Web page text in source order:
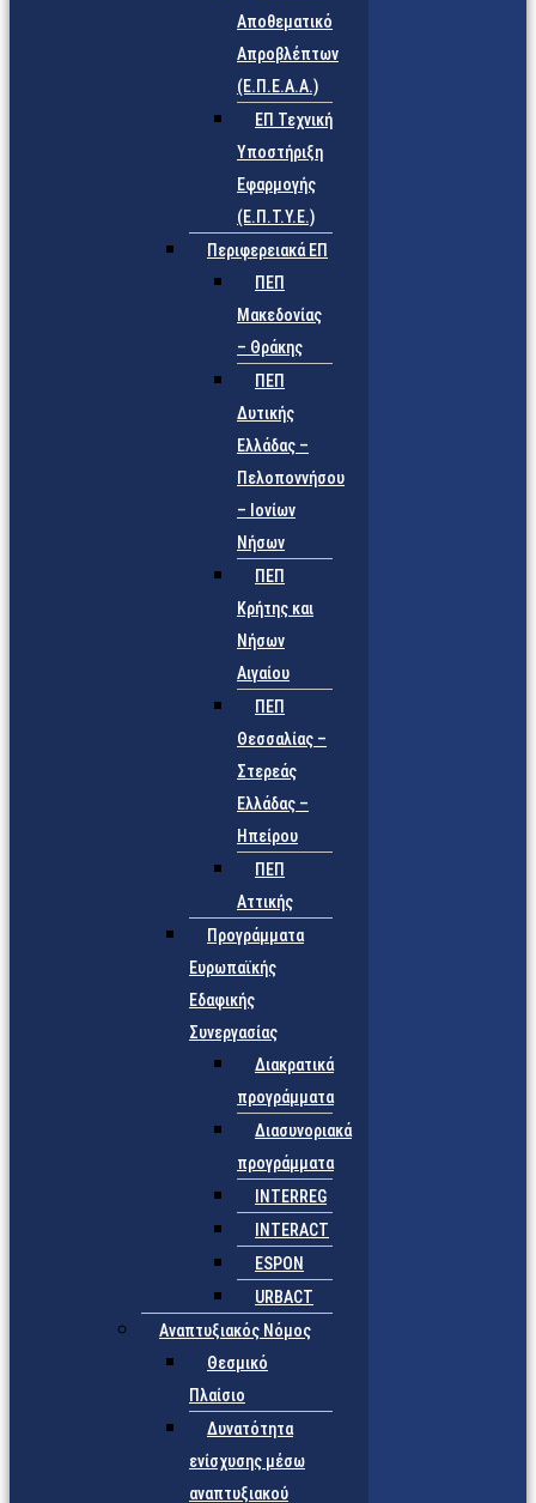
Αποθεματικό
Απροβλέπτων
(Ε.Π.Ε.Α.Α.)
ΕΠ Τεχνική
Υποστήριξη
Εφαρμογής
(Ε.Π.Τ.Υ.Ε.)
Περιφερειακά ΕΠ
ΠΕΠ
Μακεδονίας
– Θράκης
ΠΕΠ
Δυτικής
Ελλάδας –
Πελοποννήσου
– Ιονίων
Νήσων
ΠΕΠ
Κρήτης και
Νήσων
Αιγαίου
ΠΕΠ
Θεσσαλίας –
Στερεάς
Ελλάδας –
Ηπείρου
ΠΕΠ
Αττικής
Προγράμματα
Ευρωπαϊκής
Εδαφικής
Συνεργασίας
Διακρατικά
προγράμματα
Διασυνοριακά
προγράμματα
INTERREG
INTERACT
ESPON
URBACT
Αναπτυξιακός Νόμος
Θεσμικό
Πλαίσιο
Δυνατότητα
ενίσχυσης μέσω
αναπτυξιακού